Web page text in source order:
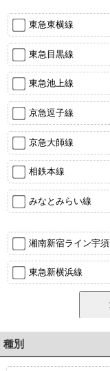
東急東横線
東急目黒線
東急池上線
京急逗子線
京急大師線
相鉄本線
みなとみらい線
湘南新宿ライン宇須
東急新横浜線
種別